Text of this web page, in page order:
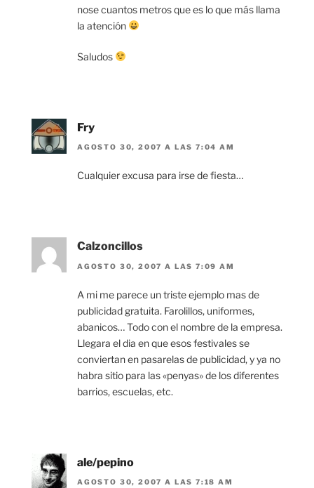
nose cuantos metros que es lo que más llama
la atención
Saludos
Fry
AGOSTO 30, 2007 A LAS 7:04 AM
Cualquier excusa para irse de fiesta…
Calzoncillos
AGOSTO 30, 2007 A LAS 7:09 AM
A mi me parece un triste ejemplo mas de
publicidad gratuita. Farolillos, uniformes,
abanicos… Todo con el nombre de la empresa.
Llegara el dia en que esos festivales se
conviertan en pasarelas de publicidad, y ya no
habra sitio para las «penyas» de los diferentes
barrios, escuelas, etc.
ale/pepino
AGOSTO 30, 2007 A LAS 7:18 AM